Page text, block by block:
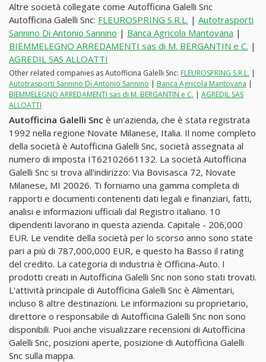
Altre società collegate come Autofficina Galelli Snc
Autofficina Galelli Snc: FLEUROSPRING S.R.L. | Autotrasporti
Sannino Di Antonio Sannino | Banca Agricola Mantovana |
BIEMMELEGNO ARREDAMENTI sas di M. BERGANTIN e C. |
AGREDIL SAS ALLOATTI
Other related companies as Autofficina Galelli Snc: FLEUROSPRING S.R.L. |
Autotrasporti Sannino Di Antonio Sannino | Banca Agricola Mantovana |
BIEMMELEGNO ARREDAMENTI sas di M. BERGANTIN e C. | AGREDIL SAS
ALLOATTI
Autofficina Galelli Snc è un'azienda, che è stata registrata
1992 nella regione Novate Milanese, Italia. Il nome completo
della società è Autofficina Galelli Snc, società assegnata al
numero di imposta IT62102661132. La società Autofficina
Galelli Snc si trova all'indirizzo: Via Bovisasca 72, Novate
Milanese, MI 20026. Ti forniamo una gamma completa di
rapporti e documenti contenenti dati legali e finanziari, fatti,
analisi e informazioni ufficiali dal Registro italiano. 10
dipendenti lavorano in questa azienda. Capitale - 206,000
EUR. Le vendite della società per lo scorso anno sono state
pari a più di 787,000,000 EUR, e questo ha Basso il rating
del credito. La categoria di industria è Officina-Auto. I
prodotti creati in Autofficina Galelli Snc non sono stati trovati.
L'attività principale di Autofficina Galelli Snc è Alimentari,
incluso 8 altre destinazioni. Le informazioni su proprietario,
direttore o responsabile di Autofficina Galelli Snc non sono
disponibili. Puoi anche visualizzare recensioni di Autofficina
Galelli Snc, posizioni aperte, posizione di Autofficina Galelli
Snc sulla mappa.